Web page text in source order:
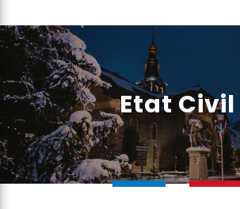
Etat Civil